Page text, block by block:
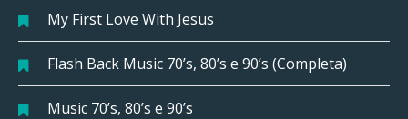
My First Love With Jesus
Flash Back Music 70’s, 80’s e 90’s (Completa)
Music 70’s, 80’s e 90’s